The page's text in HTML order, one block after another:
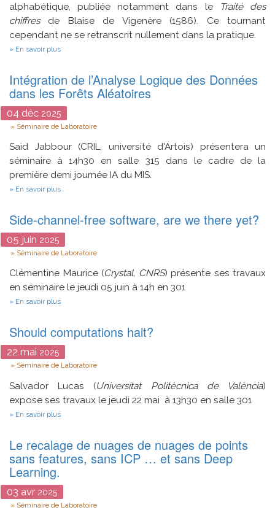
alphabétique, publiée notamment dans le
Traité des
chiffresde Blaise de Vigenère (1586). Ce tournant
cependant ne se retranscrit nullement dans la pratique.
En savoir plus
pas
si
simple
:
et
de
chiffrement
en
France
siècles
Intégration de l’Analyse Logique des Données
dans les Forêts Aléatoires
04 déc 2025
Type
Séminaire de Laboratoire
Said Jabbour (CRIL, université d'Artois) présentera un
séminaire à 14h30 en salle 315 dans le cadre de la
première demi journée IA du MIS.
En savoir plus
l’Analyse
Logique
Données
dans
Forêts
Aléatoires
Side-channel-free software, are we there yet?
05 juin 2025
Type
Séminaire de Laboratoire
Clémentine Maurice (Crystal, CNRS) présente ses travaux
en séminaire le jeudi 05 juin à 14h en 301
En savoir plus
free
software,
we
there
Should computations halt?
22 mai 2025
Type
Séminaire de Laboratoire
Salvador Lucas (Universitat Politècnica de València)
expose ses travaux le jeudi 22 mai à 13h30 en salle 301
En savoir plus
halt?
Le recalage de nuages de nuages de points
sans features, sans ICP … et sans Deep
Learning.
03 avr2025
Type
Séminaire de Laboratoire